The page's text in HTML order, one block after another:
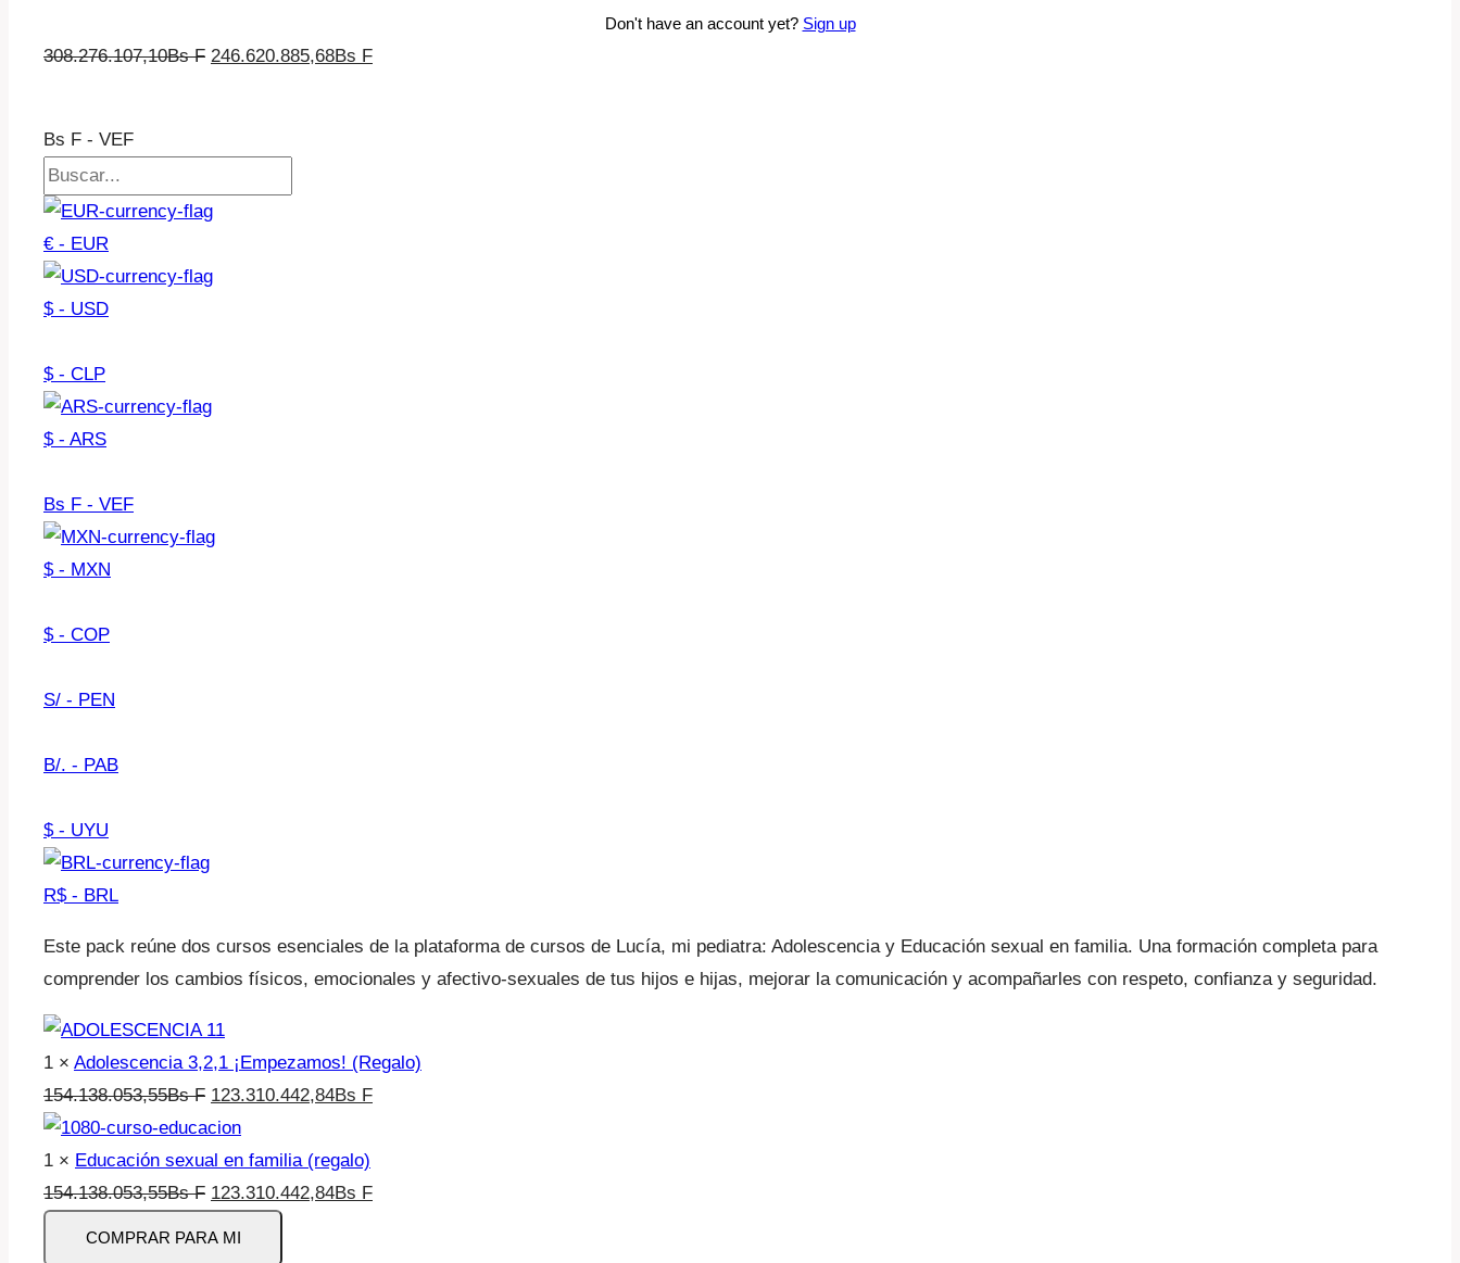
308.276.107,10Bs F El
era:
F.
246.620.885,68Bs FEl
Bs F - VEF
€ - EUR
$ - USD
$ - CLP
$ - ARS
Bs F - VEF
$ - MXN
$ - COP
S/ - PEN
B/. - PAB
$ - UYU
R$ - BRL
Este pack reúne dos cursos esenciales de la plataforma de cursos de Lucía, mi pediatra: Adolescencia y Educación sexual en familia. Una formación completa para
comprender los cambios físicos, emocionales y afectivo-sexuales de tus hijos e hijas, mejorar la comunicación y acompañarles con respeto, confianza y seguridad.
1 × Adolescencia 3,2,1 ¡Empezamos! (Regalo)
154.138.053,55Bs F El
precio
original
era:
123.310.442,84Bs FEl
es:
1 × Educación sexual en familia (regalo)
154.138.053,55Bs F El
123.310.442,84Bs FEl
Adolescencia
COMPRAR PARA MI
Don't have an account yet? Sign up